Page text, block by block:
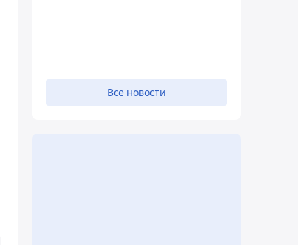
Все новости